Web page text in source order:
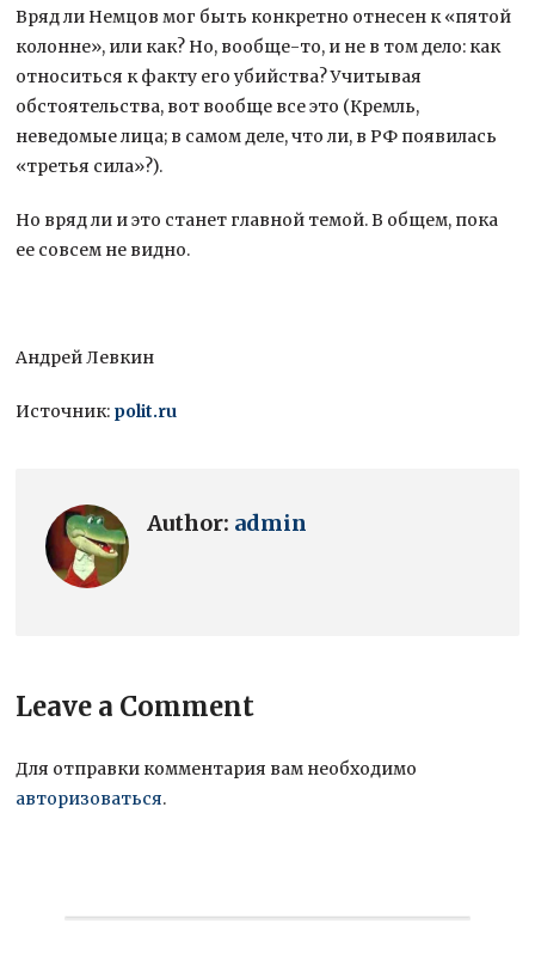
Вряд ли Немцов мог быть конкретно отнесен к «пятой
колонне», или как? Но, вообще-то, и не в том дело: как
относиться к факту его убийства? Учитывая
обстоятельства, вот вообще все это (Кремль,
неведомые лица; в самом деле, что ли, в РФ появилась
«третья сила»?).
Но вряд ли и это станет главной темой. В общем, пока
ее совсем не видно.
Андрей Левкин
Источник: polit.ru
Author: admin
Leave a Comment
Для отправки комментария вам необходимо
авторизоваться.